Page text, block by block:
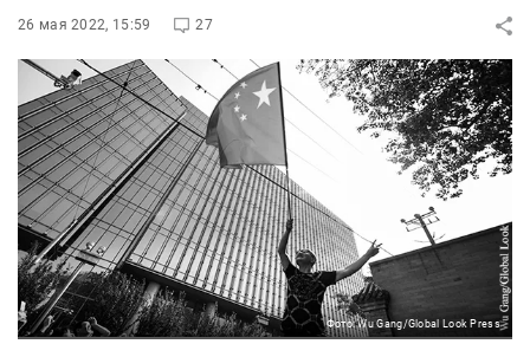
26 мая 2022, 15:59 27
Фото: Wu Gang/Global Look Press